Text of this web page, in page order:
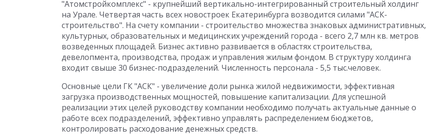
"Атомстройкомплекс" - крупнейший вертикально-интегрированный строительный холдинг
на Урале. Четвертая часть всех новостроек Екатеринбурга возводится силами "АСК-
строительство". На счету компании - строительство множества знаковых административных,
культурных, образовательных и медицинских учреждений города - всего 2,7 млн кв. метров
возведенных площадей. Бизнес активно развивается в областях строительства,
девелопмента, производства, продаж и управления жилым фондом. В структуру холдинга
входит свыше 30 бизнес-подразделений. Численность персонала - 5,5 тыс.человек.
Основные цели ГК "АСК" - увеличение доли рынка жилой недвижимости, эффективная
загрузка производственных мощностей, повышение капитализации. Для успешной
реализации этих целей руководству компании необходимо получать актуальные данные о
работе всех подразделений, эффективно управлять распределением бюджетов,
контролировать расходование денежных средств.